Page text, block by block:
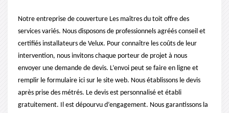
Notre entreprise de couverture Les maîtres du toit offre des
services variés. Nous disposons de professionnels agréés conseil et
certifiés installateurs de Velux. Pour connaître les coûts de leur
intervention, nous invitons chaque porteur de projet à nous
envoyer une demande de devis. L’envoi peut se faire en ligne et
remplir le formulaire ici sur le site web. Nous établissons le devis
après prise des métrés. Le devis est personnalisé et établi
gratuitement. Il est dépourvu d’engagement. Nous garantissons la